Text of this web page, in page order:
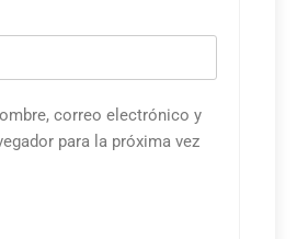
correo electrónico y
para la próxima vez